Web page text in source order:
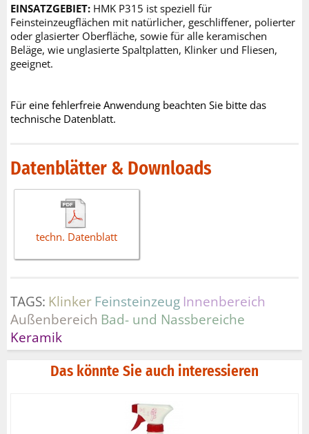
EINSATZGEBIET: HMK P315 ist speziell für
Feinsteinzeugflächen mit natürlicher, geschliffener, polierter
oder glasierter Oberfläche, sowie für alle keramischen
Beläge, wie unglasierte Spaltplatten, Klinker und Fliesen,
geeignet.
Für eine fehlerfreie Anwendung beachten Sie bitte das
technische Datenblatt.
Datenblätter & Downloads
techn. Datenblatt
TAGS: Klinker Feinsteinzeug Innenbereich
Außenbereich Bad- und Nassbereiche
Keramik
Das könnte Sie auch interessieren